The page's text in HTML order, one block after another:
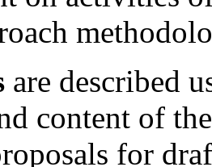
are described
content of
for